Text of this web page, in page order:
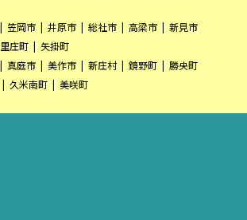
笠岡市 井原市 総社市 高梁市
新見市
里庄町
矢掛町
真庭市 美作市 新庄村 鏡野町
勝央町
久米南町 美咲町